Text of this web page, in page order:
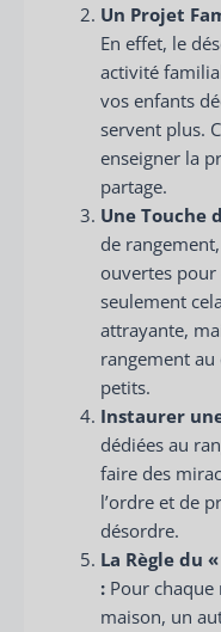
Un Projet
En effet, le
activité
vos enfants
servent plus.
enseigner la
partage.
Une Touche
de
ouvertes pour
seulement
attrayante,
rangement
petits.
Instaurer
dédiées au
faire des
l’ordre et de
désordre.
La Règle du
:Pour chaque
maison, un